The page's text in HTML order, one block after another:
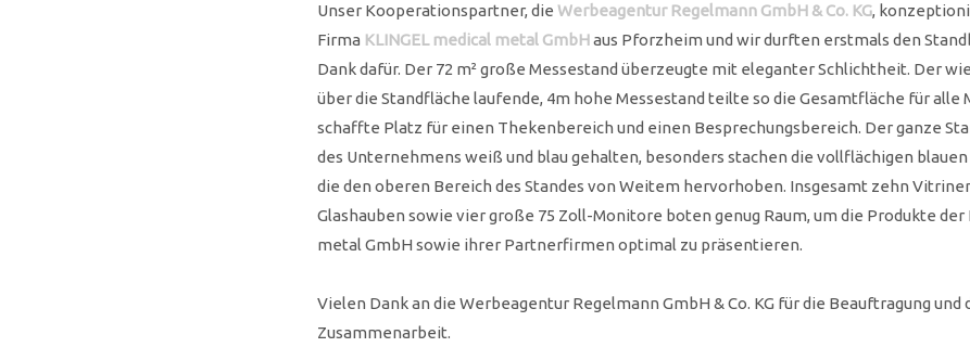
Unser Kooperationspartner, dieWerbeagentur Regelmann GmbH & Co. KG,
Firma KLINGEL medical metal GmbHaus Pforzheim und wir durften erstmals den
Dank dafür. Der 72 m² große Messestand überzeugte mit eleganter Schlichtheit. Der
über die Standfläche laufende, 4m hohe Messestand teilte so die Gesamtfläche für alle
schaffte Platz für einen Thekenbereich und einen Besprechungsbereich. Der ganze
des Unternehmens weiß und blau gehalten, besonders stachen die vollflächigen
die den oberen Bereich des Standes von Weitem hervorhoben. Insgesamt zehn
Glashauben sowie vier große 75 Zoll-Monitore boten genug Raum, um die Produkte der
metal GmbH sowie ihrer Partnerfirmen optimal zu präsentieren.
Vielen Dank an die Werbeagentur Regelmann GmbH & Co. KG für die Beauftragung und
Zusammenarbeit.